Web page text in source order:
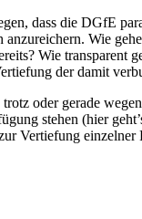
dass die DGfE
anzureichern. Wie
Wie
der damit
oder gerade
stehen (hier
Vertiefung